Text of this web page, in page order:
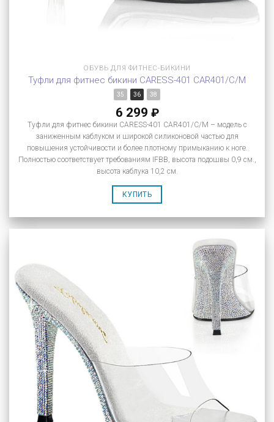
ОБУВЬ ДЛЯ ФИТНЕС-БИКИНИ
Туфли для фитнес бикини CARESS-401 CAR401/C/M
35 36 38
6 299 ₽
Туфли для фитнес бикини CARESS-401 CAR401/C/M – модель с
заниженным каблуком и широкой силиконовой частью для
повышения устойчивости и более плотному примыканию к ноге.
Полностью соответствует требованиям IFBB, высота подошвы 0,9 см.,
высота каблука 10,2 см.
КУПИТЬ